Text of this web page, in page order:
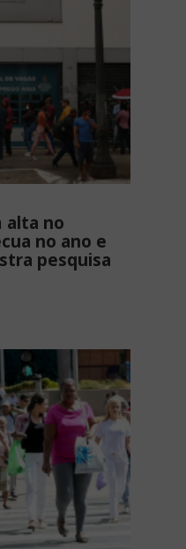
alta no
no ano e
pesquisa